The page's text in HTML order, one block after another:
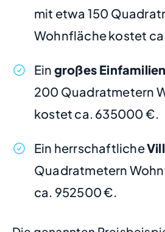
mit etwa 150
Wohnfläche kostet
Ein großes
200 Quadratmetern
kostet ca. 635000 €.
Ein herrschaftliche
Quadratmetern
ca. 952500 €.